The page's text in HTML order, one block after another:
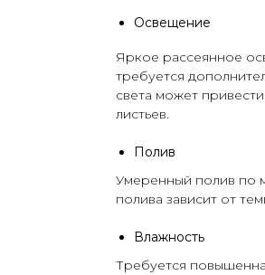
Освещение
Яркое рассеянное
требуется
света может
листьев.
Полив
Умеренный полив по
полива зависит от
Влажность
Требуется